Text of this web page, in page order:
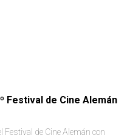
Festival de Cine Alemán
Festival de Cine Alemán con